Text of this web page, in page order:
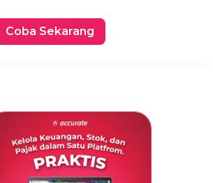
Coba Sekarang